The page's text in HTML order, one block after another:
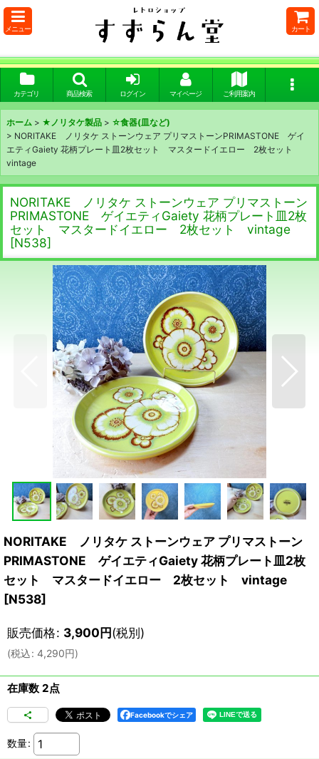
メニュー カート
カテゴリ 商品検索 ログイン マイページ ご利用案内
ホーム > ★ノリタケ製品 > ☆食器(皿など)
> NORITAKE ノリタケ ストーンウェア プリマストーンPRIMASTONE ゲイ
エティGaiety 花柄プレート皿2枚セット マスタードイエロー 2枚セット
vintage
NORITAKE ノリタケ ストーンウェア プリマストーン
PRIMASTONE ゲイエティGaiety 花柄プレート皿2枚
セット マスタードイエロー 2枚セット vintage
[N538]
NORITAKE ノリタケ ストーンウェア プリマストーン
PRIMASTONE ゲイエティGaiety 花柄プレート皿2枚
セット マスタードイエロー 2枚セット vintage
[N538]
販売価格: 3,900円(税別)
(税込: 4,290円)
在庫数 2点
Facebookでシェア
数量: